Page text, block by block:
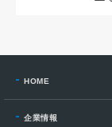
HOME
企業情報